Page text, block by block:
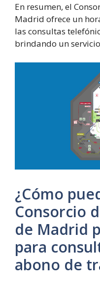
En resumen, el
Madrid ofrece un
las consultas
brindando un
¿Cómo
Consorcio
de Madrid
para
abono de